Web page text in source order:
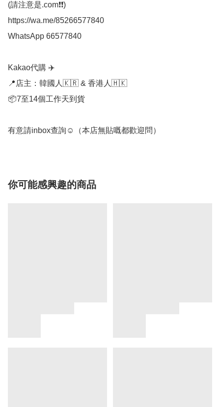
(請注意是.com❗❗)
https://wa.me/85266577840
WhatsApp 66577840
Kakao代購 ✈️
📍店主：韓國人🇰🇷 & 香港人🇭🇰
📦7至14個工作天到貨
有意請inbox查詢☺️（本店無貼嘅都歡迎問）
你可能感興趣的商品